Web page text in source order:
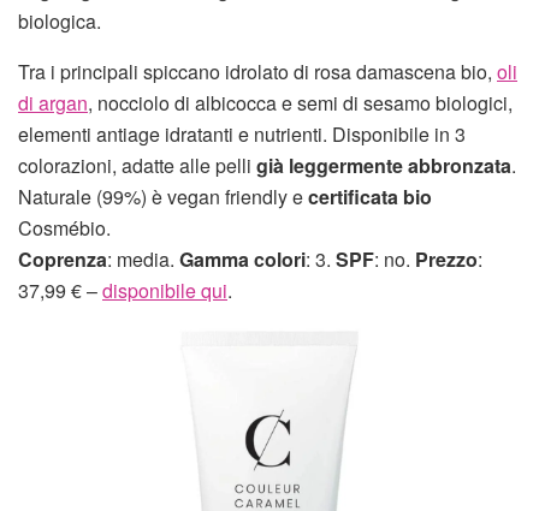
biologica.
Tra i principali spiccano idrolato di rosa damascena bio, oli
di argan, nocciolo di albicocca e semi di sesamo biologici,
elementi antiage idratanti e nutrienti. Disponibile in 3
colorazioni, adatte alle pelli già leggermente abbronzata.
Naturale (99%) è vegan friendly ecertificata bio
Cosmébio.
Coprenza: media. Gamma colori: 3. SPF: no. Prezzo:
37,99 € –disponibile qui.